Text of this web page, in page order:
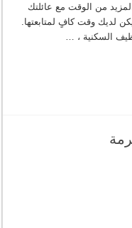
من الوقت مع عائلتك
لديك وقت كافٍ لمتابعتها.
السكنية ، …